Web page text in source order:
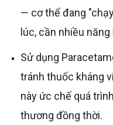
— cơ thể đang
lúc, cần nhiều
Sử dụng Paracetamol đúng liều khi đau, tuyệt đối
tránh thuốc kháng
này ức chế quá
thương đồng thời.